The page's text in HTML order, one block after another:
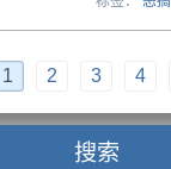
1 2 3 4
搜索